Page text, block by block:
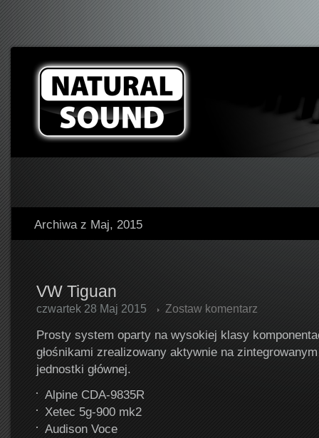
Archiwa z Maj, 2015
VW Tiguan
czwartek 28 Maj 2015 Zostaw komentarz
Prosty system oparty na wysokiej klasy
głośnikami zrealizowany aktywnie na
jednostki głównej.
Alpine CDA-9835R
Xetec 5g-900 mk2
Audison Voce